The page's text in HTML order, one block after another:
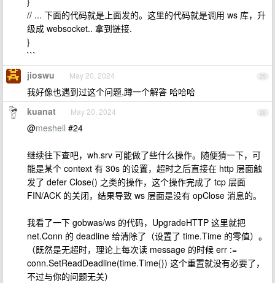
// ... 下面的代码就是上面发的。这里的代码就是调用 ws 库，升
级成 websocket.. 拿到链接.
}
```
25
jioswu May 20, 2024
我好像也遇到过这个问题,蹲一个解答 哈哈哈
26
kuanat May 20, 2024
@meshell #24
继续往下查吧，wh.srv 可能做了些什么操作。随便猜一下，可
能是某个 context 有 30s 的设置，超时之后直接在 http 层面触
发了 defer Close() 之类的操作，这个操作完成了 tcp 层面
FIN/ACK 的关闭，结果导致 ws 层面是没有 opClose 消息的。
我看了一下 gobwas/ws 的代码，UpgradeHTTP 这里就把
net.Conn 的 deadline 给清除了（设置了 time.Time 的零值）。
（既然是无超时，理论上每次读 message 的时候 err :=
conn.SetReadDeadline(time.Time{}) 这个重置就没有必要了，
不过与你的问题无关）